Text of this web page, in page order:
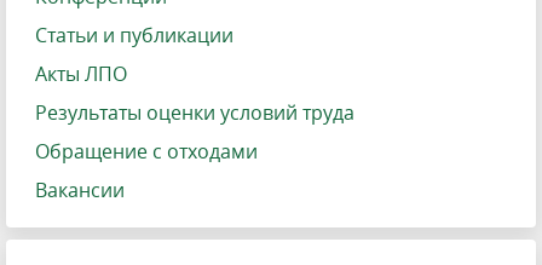
Статьи и публикации
Акты ЛПО
Результаты оценки условий труда
Обращение с отходами
Вакансии